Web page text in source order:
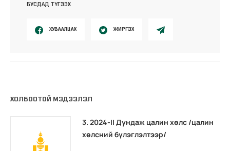
БУСДАД ТҮГЭЭХ
ХУВААЛЦАХ ЖИРГЭХ
ХОЛБООТОЙ МЭДЭЭЛЭЛ
3. 2024-II Дундаж цалин хөлс /цалин
хөлсний бүлэглэлтээр/